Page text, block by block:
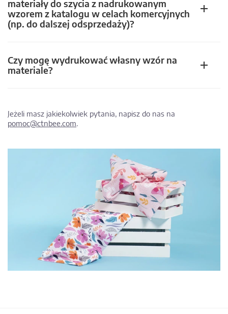
materiały do szycia z nadrukowanym
wzorem z katalogu w celach komercyjnych
(np. do dalszej odsprzedaży)?
Czy mogę wydrukować własny wzór na
materiale?
Jeżeli masz jakiekolwiek pytania, napisz do nas na
pomoc@ctnbee.com.